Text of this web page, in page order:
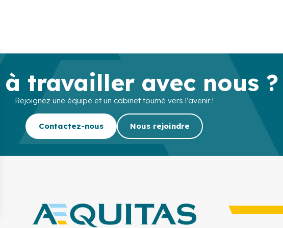
travailler avec nous ?
Rejoignez une équipe et un cabinet tourné vers l’avenir !
Contactez-nous Nous rejoindre